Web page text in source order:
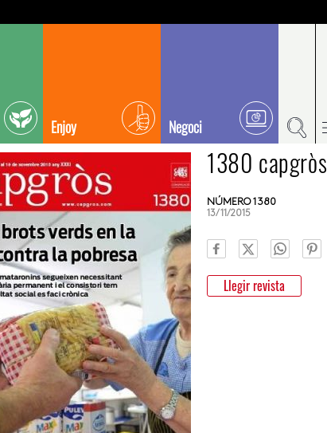
Enjoy Negoci
1380 capgròs
NÚMERO 1380
13/11/2015
Llegir revista